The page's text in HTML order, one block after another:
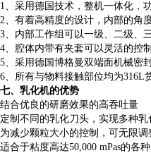
1、采用德国技术，整机一体化，
2、有着高精度的设计，内部的角
3、内部工作组可以一级、二级、
4、腔体内带有夹套可以灵活的控
5、采用德国博格曼双端面机械密
6、所有与物料接触部位均为316L
七、乳化机的优势
结合优良的研磨效果的高吞吐量
定制不同的乳化刀头，实现多种
为减少颗粒大小的控制，可无限
适合于粘度高达50,000 mPas的各